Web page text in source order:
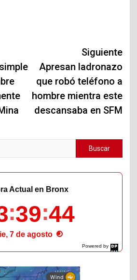
Siguiente
Apresan ladronazo
que robó teléfono a
hombre mientra este
descansaba en SFM
Powered by
DaysPedia.com
Actual en Bronx
39 45
7 de agosto